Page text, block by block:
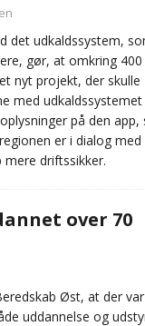
det udkaldssystem,
gør, at omkring 400
nyt projekt, der skulle
med
på den app,
er i dialog med
driftssikker.
over 70
Øst, at der var
uddannelse og